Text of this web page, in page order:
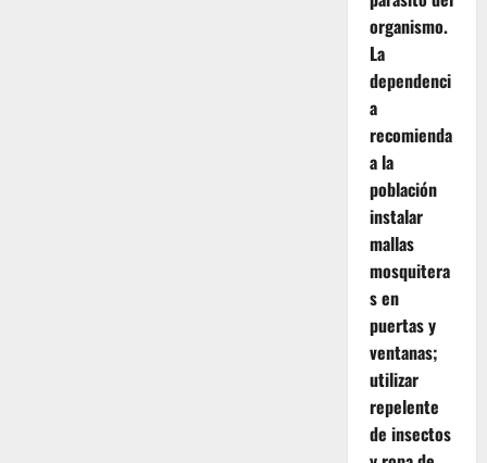
organismo.
La
dependenci
a
recomienda
a la
población
instalar
mallas
mosquitera
s en
puertas y
ventanas;
utilizar
repelente
de insectos